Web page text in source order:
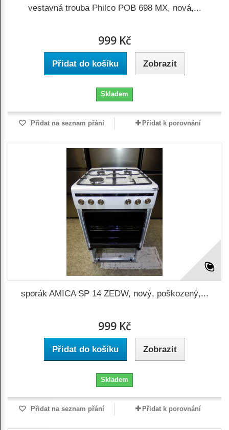
vestavná trouba Philco POB 698 MX, nová,...
999 Kč
Přidat do košíku Zobrazit
Skladem
Přidat na seznam přání Přidat k porovnání
sporák AMICA SP 14 ZEDW, nový, poškozený,...
999 Kč
Přidat do košíku Zobrazit
Skladem
Přidat na seznam přání Přidat k porovnání